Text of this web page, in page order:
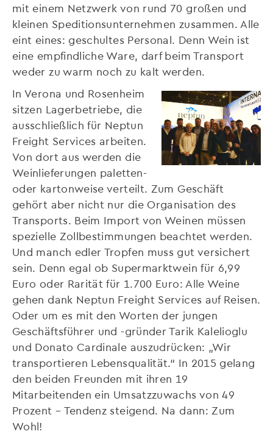
mit einem Netzwerk von rund 70 großen und
kleinen Speditionsunternehmen zusammen. Alle
eint eines: geschultes Personal. Denn Wein ist
eine empfindliche Ware, darf beim Transport
weder zu warm noch zu kalt werden.
In Verona und Rosenheim
sitzen Lagerbetriebe, die
ausschließlich für Neptun
Freight Services arbeiten.
Von dort aus werden die
Weinlieferungen paletten-
oder kartonweise verteilt. Zum Geschäft
gehört aber nicht nur die Organisation des
Transports. Beim Import von Weinen müssen
spezielle Zollbestimmungen beachtet werden.
Und manch edler Tropfen muss gut versichert
sein. Denn egal ob Supermarktwein für 6,99
Euro oder Rarität für 1.700 Euro: Alle Weine
gehen dank Neptun Freight Services auf Reisen.
Oder um es mit den Worten der jungen
Geschäftsführer und -gründer Tarik Kalelioglu
und Donato Cardinale auszudrücken: „Wir
transportieren Lebensqualität.“ In 2015 gelang
den beiden Freunden mit ihren 19
Mitarbeitenden ein Umsatzzuwachs von 49
Prozent – Tendenz steigend. Na dann: Zum
Wohl!